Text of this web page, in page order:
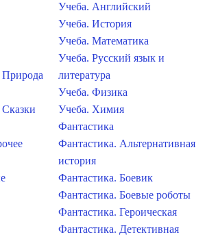
Природа
Сказки
Учеба. Английский
Учеба. История
Учеба. Математика
Учеба. Русский язык и
литература
Учеба. Физика
Учеба. Химия
Фантастика
Фантастика. Альтернативная
история
Фантастика. Боевик
Фантастика. Боевые роботы
Фантастика. Героическая
Фантастика. Детективная